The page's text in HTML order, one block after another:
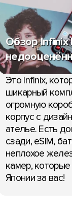
Обзор
Это Infinix,
шикарный
огромную
корпус с
ателье. Есть
сзади, eSIM,
неплохое
камер,
Японии за вас!